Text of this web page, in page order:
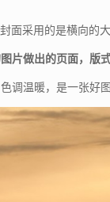
面采用的是横向的
片做出的页面，版
调温暖，是一张好